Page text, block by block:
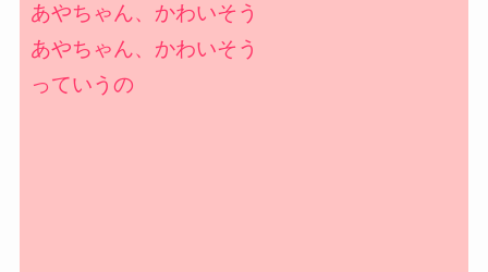
あやちゃん、かわいそう
あやちゃん、かわいそう
っていうの